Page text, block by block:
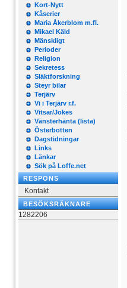
Kort-Nytt
Kåserier
Maria Åkerblom m.fl.
Mikael Käld
Mänskligt
Perioder
Religion
Sekretess
Släktforskning
Steyr bilar
Terjärv
Vi i Terjärv r.f.
Vitsar/Jokes
Vänsterhänta (lista)
Österbotten
Dagstidningar
Links
Länkar
Sök på Loffe.net
RESPONS
Kontakt
BESÖKSRÄKNARE
1282206